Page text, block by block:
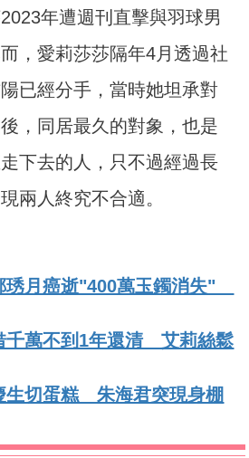
年遭週刊直擊與羽球男
，愛莉莎莎隔年4月透過社
已經分手，當時她坦承對
，同居最久的對象，也是
下去的人，只不過經過長
兩人終究不合適。
琇月癌逝"400萬玉鐲消失"
千萬不到1年還清 艾莉絲鬆
生切蛋糕 朱海君突現身棚